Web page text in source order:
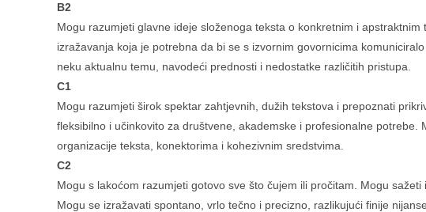
B2
Mogu razumjeti glavne ideje složenoga teksta o konkretnim i
izražavanja koja je potrebna da bi se s izvornim govornicima
neku aktualnu temu, navodeći prednosti i nedostatke različitih pristupa.
C1
Mogu razumjeti širok spektar zahtjevnih, dužih tekstova i prepoznati
fleksibilno i učinkovito za društvene, akademske i profesionalne
organizacije teksta, konektorima i kohezivnim sredstvima.
C2
Mogu s lakoćom razumjeti gotovo sve što čujem ili pročitam. Mogu
Mogu se izražavati spontano, vrlo tečno i precizno, razlikujući finije